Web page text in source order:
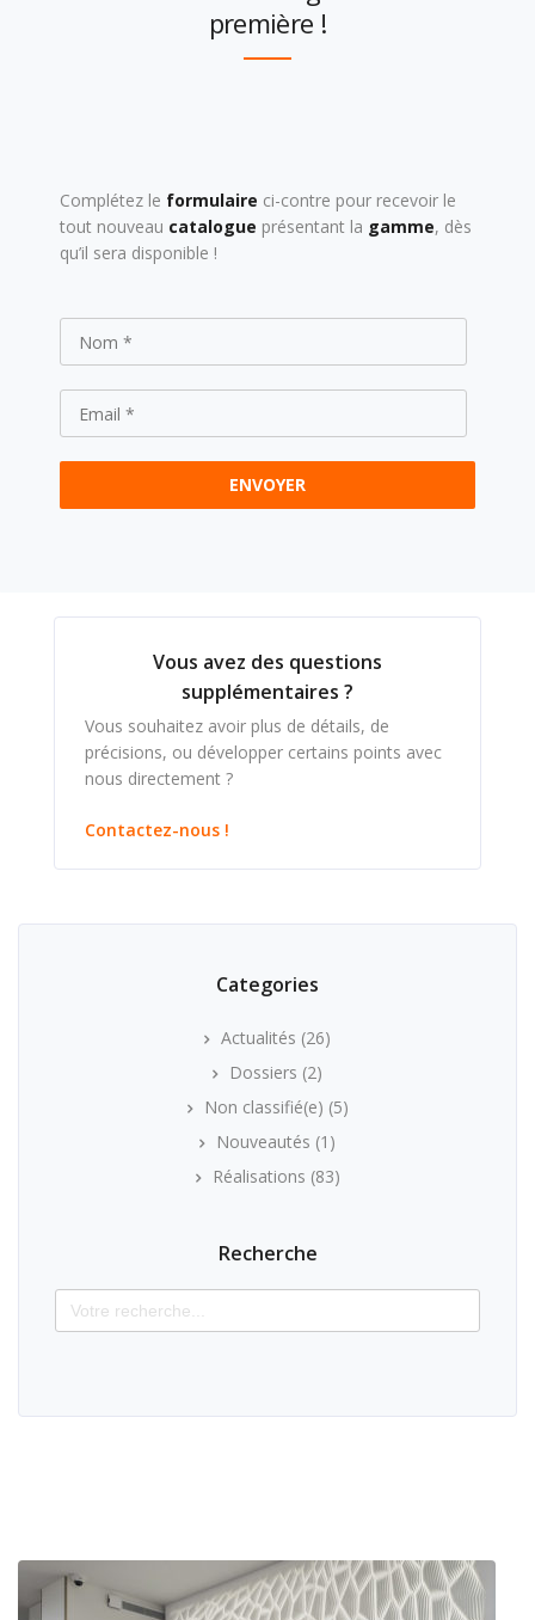
première !
Complétez le formulaire ci-contre pour recevoir le
tout nouveau catalogue présentant la gamme, dès
qu’il sera disponible !
Vous avez des questions
supplémentaires ?
Vous souhaitez avoir plus de détails, de
précisions, ou développer certains points avec
nous directement ?
Contactez-nous !
Categories
Actualités (26)
Dossiers (2)
Non classifié(e) (5)
Nouveautés (1)
Réalisations (83)
Recherche
Search
for: